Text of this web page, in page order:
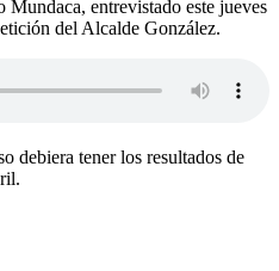
entrevistado este jueves
del Alcalde González.
debiera tener los resultados de